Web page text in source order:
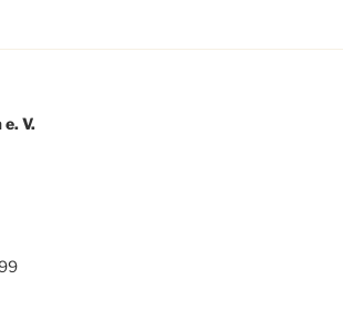
V.